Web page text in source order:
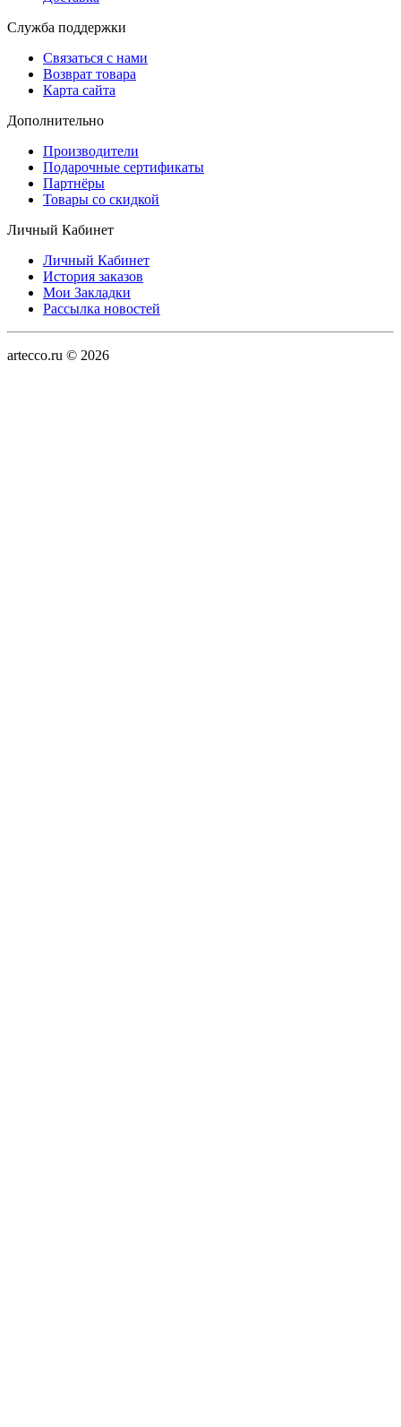
Служба поддержки
Связаться с нами
Возврат товара
Карта сайта
Дополнительно
Производители
Подарочные сертификаты
Партнёры
Товары со скидкой
Личный Кабинет
Личный Кабинет
История заказов
Мои Закладки
Рассылка новостей
artecco.ru © 2026